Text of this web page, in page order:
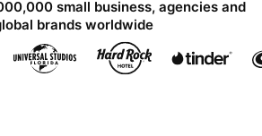
small business, agencies and
brands worldwide